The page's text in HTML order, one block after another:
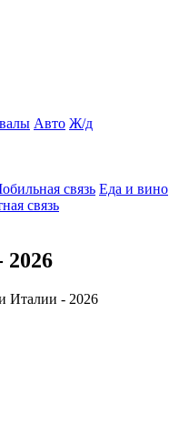
Авто Ж/д
связь Еда и вино
связь
Италии - 2026